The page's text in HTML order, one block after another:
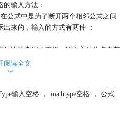
输入方法：
公式中是为了断开两个相邻公式之间
来的，输入的方式有两种 ：
是比较常用的空格。输入方法为点击菜
框中就可以输入空格，也可以使用快捷
阅读全文
︾
输入空格 ， mathtype空格 ，
公式